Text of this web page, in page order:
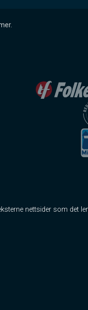
.
nettsider som det